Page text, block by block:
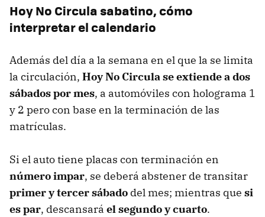
Hoy No Circula sabatino, cómo
interpretar el calendario
Además del día a la semana en el que la se limita
la circulación, Hoy No Circula se extiende a dos
sábados por mes, a automóviles con holograma 1
y 2 pero con base en la terminación de las
matrículas.
Si el auto tiene placas con terminación en
número impar, se deberá abstener de transitar
primer y tercer sábado del mes; mientras que si
es par, descansará el segundo y cuarto.